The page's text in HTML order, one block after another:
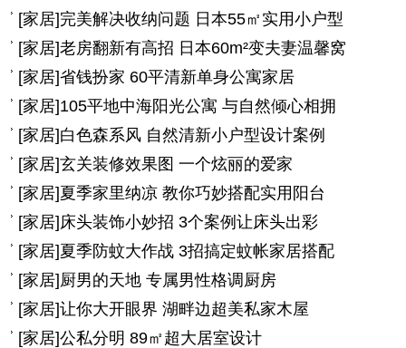
[家居]完美解决收纳问题 日本55㎡实用小户型
[家居]老房翻新有高招 日本60m²变夫妻温馨窝
[家居]省钱扮家 60平清新单身公寓家居
[家居]105平地中海阳光公寓 与自然倾心相拥
[家居]白色森系风 自然清新小户型设计案例
[家居]玄关装修效果图 一个炫丽的爱家
[家居]夏季家里纳凉 教你巧妙搭配实用阳台
[家居] 床头装饰小妙招 3个案例让床头出彩
[家居]夏季防蚊大作战 3招搞定蚊帐家居搭配
[家居]厨男的天地 专属男性格调厨房
[家居]让你大开眼界 湖畔边超美私家木屋
[家居]公私分明 89㎡超大居室设计